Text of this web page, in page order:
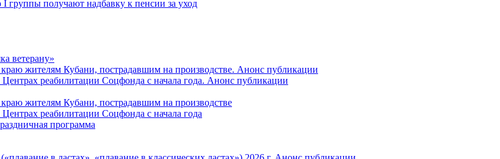
группы получают надбавку к пенсии за уход
ветерану»
жителям Кубани, пострадавшим на производстве. Анонс публикации
реабилитации Соцфонда с начала года. Анонс публикации
жителям Кубани, пострадавшим на производстве
реабилитации Соцфонда с начала года
программа